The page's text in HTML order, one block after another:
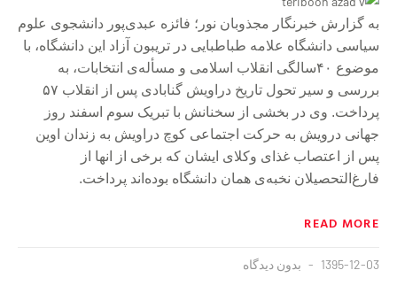
به گزارش خبرنگار مجذوبان نور؛ فائزه عبدی‌پور دانشجوی علوم
سیاسی دانشگاه علامه طباطبایی در تریبون آزاد این دانشگاه، با
موضوع ۴۰سالگی انقلاب اسلامی و مسأله‌ی انتخابات، به
بررسی و سیر تحول تاریخ دراویش گنابادی پس از انقلاب ۵۷
پرداخت. وی در بخشی از سخنانش با تبریک سوم اسفند روز
جهانی درویش به حرکت اجتماعی کوچ دراویش به زندان اوین
پس از اعتصاب غذای وکلای ایشان که برخی از انها از
فارغ‌التحصیلان نخبه‌ی همان دانشگاه بوده‌اند پرداخت.
READ MORE
1395-12-03 بدون دیدگاه